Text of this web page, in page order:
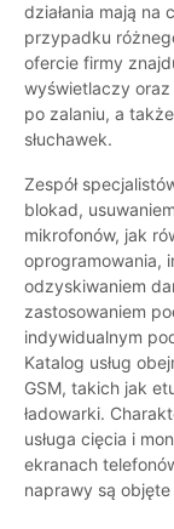
działania mają
przypadku
ofercie firmy
wyświetlaczy
po zalaniu, a
słuchawek.
Zespół
blokad,
mikrofonów, jak
oprogramowania,
odzyskiwaniem
zastosowaniem
indywidualnym
Katalog usług
GSM, takich jak
ładowarki.
usługa cięcia i
ekranach
naprawy są